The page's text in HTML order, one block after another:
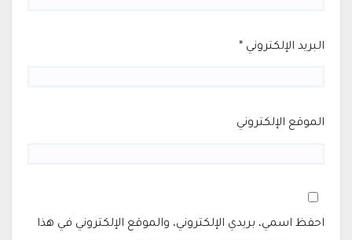
البريد الإلكتروني *
الموقع الإلكتروني
احفظ اسمي، بريدي الإلكتروني، والموقع الإلكتروني في هذا